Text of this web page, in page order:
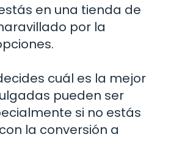
en una tienda de
por la
cuál es la mejor
pueden ser
si no estás
la conversión a